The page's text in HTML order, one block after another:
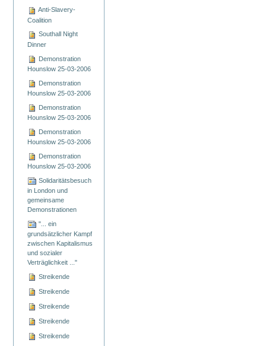
Anti-Slavery-
Coalition
Southall Night
Dinner
Demonstration
Hounslow 25-03-2006
Demonstration
Hounslow 25-03-2006
Demonstration
Hounslow 25-03-2006
Demonstration
Hounslow 25-03-2006
Demonstration
Hounslow 25-03-2006
Solidaritätsbesuch
in London und
gemeinsame
Demonstrationen
"... ein
grundsätzlicher Kampf
zwischen Kapitalismus
und sozialer
Verträglichkeit ..."
Streikende
Streikende
Streikende
Streikende
Streikende